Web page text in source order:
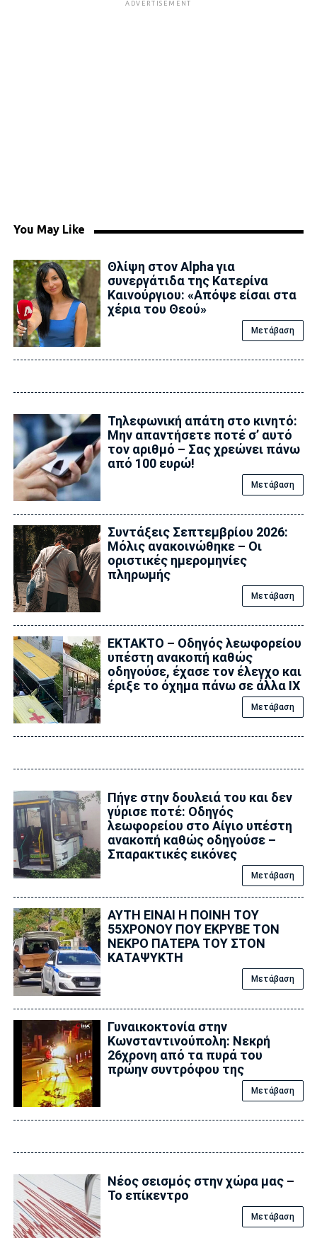
ADVERTISEMENT
You May Like
Θλίψη στον Alpha για
συνεργάτιδα της Κατερίνα
Καινούργιου: «Απόψε είσαι στα
χέρια του Θεού»
Μετάβαση
Τηλεφωνική απάτη στο κινητό:
Μην απαντήσετε ποτέ σ’ αυτό
τον αριθμό – Σας χρεώνει πάνω
από 100 ευρώ!
Μετάβαση
Συντάξεις Σεπτεμβρίου 2026:
Μόλις ανακοινώθηκε – Οι
οριστικές ημερομηνίες
πληρωμής
Μετάβαση
ΕΚΤΑΚΤΟ – Οδηγός λεωφορείου
υπέστη ανακοπή καθώς
οδηγούσε, έχασε τον έλεγχο και
έριξε το όχημα πάνω σε άλλα ΙΧ
Μετάβαση
Πήγε στην δουλειά του και δεν
γύρισε ποτέ: Οδηγός
λεωφορείου στο Αίγιο υπέστη
ανακοπή καθώς οδηγούσε –
Σπαρακτικές εικόνες
Μετάβαση
ΑΥΤΗ ΕΙΝΑΙ Η ΠΟΙΝΗ ΤΟΥ
55ΧΡΟΝΟΥ ΠΟΥ ΕΚΡΥΒΕ ΤΟΝ
ΝΕΚΡΟ ΠΑΤΕΡΑ ΤΟΥ ΣΤΟΝ
ΚΑΤΑΨΥΚΤΗ
Μετάβαση
Γυναικοκτονία στην
Κωνσταντινούπολη: Νεκρή
26χρονη από τα πυρά του
πρώην συντρόφου της
Μετάβαση
Νέος σεισμός στην χώρα μας –
Το επίκεντρο
Μετάβαση